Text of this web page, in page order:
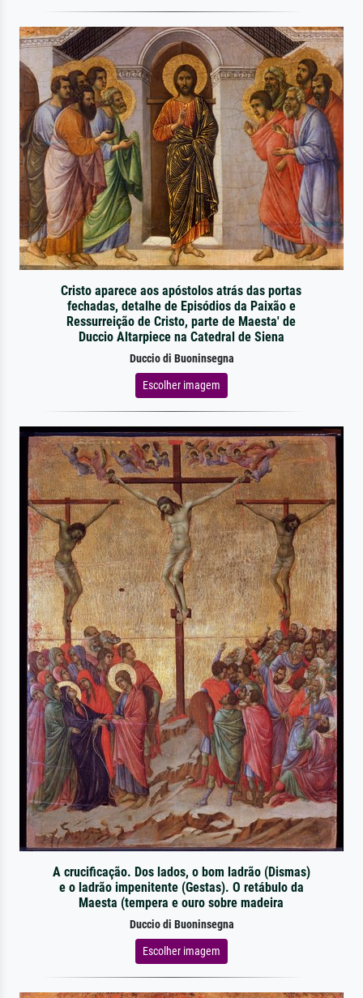
Cristo aparece aos apóstolos atrás das portas
fechadas, detalhe de Episódios da Paixão e
Ressurreição de Cristo, parte de Maesta' de
Duccio Altarpiece na Catedral de Siena
Duccio di Buoninsegna
Escolher imagem
A crucificação. Dos lados, o bom ladrão (Dismas)
e o ladrão impenitente (Gestas). O retábulo da
Maesta (tempera e ouro sobre madeira
Duccio di Buoninsegna
Escolher imagem